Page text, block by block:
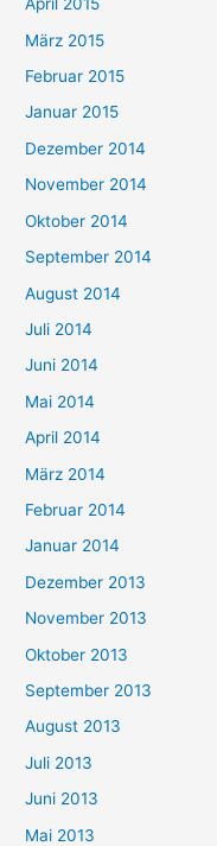
April 2015
März 2015
Februar 2015
Januar 2015
Dezember 2014
November 2014
Oktober 2014
September 2014
August 2014
Juli 2014
Juni 2014
Mai 2014
April 2014
März 2014
Februar 2014
Januar 2014
Dezember 2013
November 2013
Oktober 2013
September 2013
August 2013
Juli 2013
Juni 2013
Mai 2013